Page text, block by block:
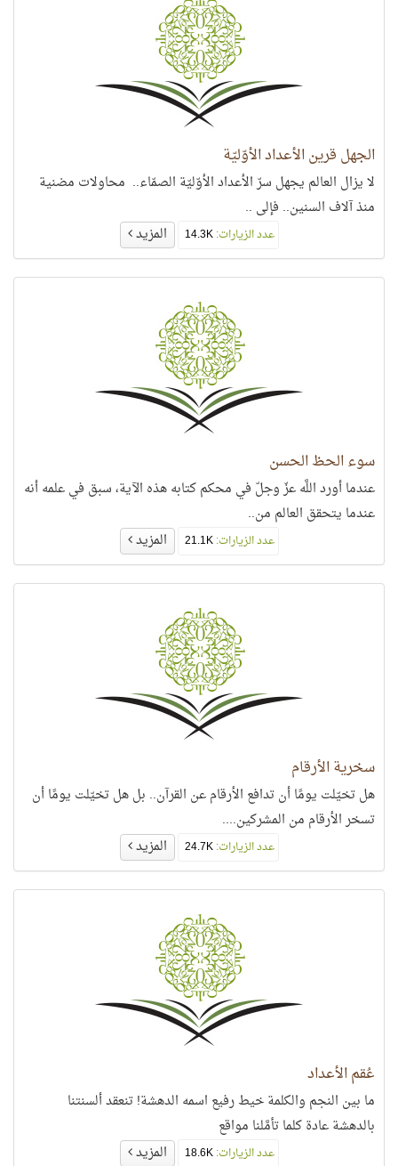
الجهل قرين الأعداد الأوّليّة
لا يزال العالم يجهل سرّ الأعداد الأوّليّة الصمّاء.. محاولات مضنية
منذ آلاف السنين.. فإلى ..
عدد الزيارات:14.3K المزيد
سوء الحظ الحسن
عندما أورد اللَّه عزّ وجلّ في محكم كتابه هذه الآية، سبق في علمه أنه
عندما يتحقق العالم من..
عدد الزيارات:21.1K المزيد
سخرية الأرقام
هل تخيّلت يومًا أن تدافع الأرقام عن القرآن.. بل هل تخيّلت يومًا أن
تسخر الأرقام من المشركين....
عدد الزيارات:24.7K المزيد
عُقم الأعداد
ما بين النجم والكلمة خيط رفيع اسمه الدهشة! تنعقد ألسنتنا
بالدهشة عادة كلما تأمَّلنا مواقع
عدد الزيارات:18.6K المزيد